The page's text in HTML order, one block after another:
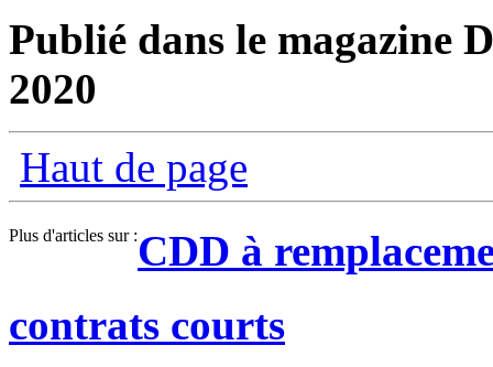
Publié dans le magazine
2020
Haut de page
Plus d'articles sur :CDD à
contrats courts